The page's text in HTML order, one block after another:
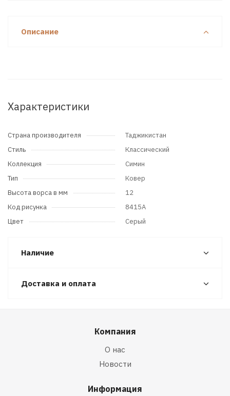
Описание
Характеристики
Страна производителя
Таджикистан
Стиль
Классический
Коллекция
Симин
Тип
Ковер
Высота ворса в мм
12
Код рисунка
8415A
Цвет
Серый
Наличие
Доставка и оплата
Компания
О нас
Новости
Информация